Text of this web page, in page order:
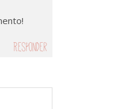
Responder